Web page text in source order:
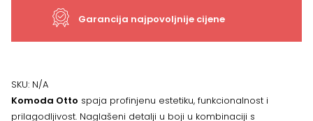
DIMENZIJA
Garancija najpovoljnije cijene
SKU: N/A
Komoda Otto spaja profinjenu estetiku, funkcionalnost i
prilagodljivost. Naglašeni detalji u boji u kombinaciji s